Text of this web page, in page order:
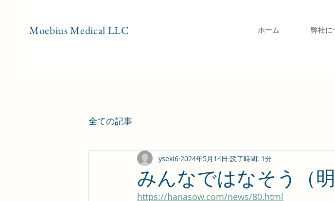
Moebius Medical LLC ホーム 弊社に
全ての記事
みんなではなそう（明
yseki6 2024年5月14日 読了時間: 1分
https://hanasow.com/news/80.html